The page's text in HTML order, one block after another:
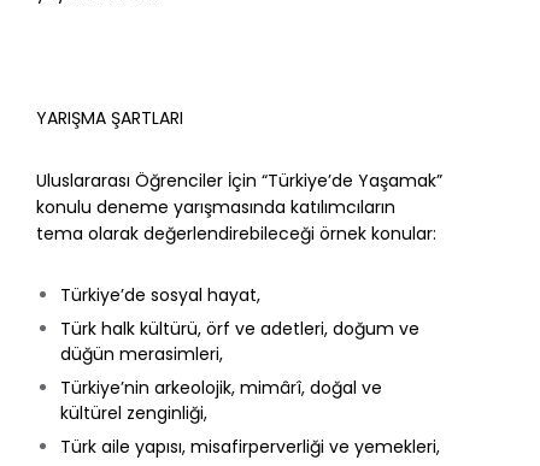
YARIŞMA ŞARTLARI
Uluslararası Öğrenciler İçin “Türkiye’de Yaşamak”
konulu deneme yarışmasında katılımcıların
tema olarak değerlendirebileceği örnek konular:
Türkiye’de sosyal hayat,
Türk halk kültürü, örf ve adetleri, doğum ve
düğün merasimleri,
Türkiye’nin arkeolojik, mimârî, doğal ve
kültürel zenginliği,
Türk aile yapısı, misafirperverliği ve yemekleri,